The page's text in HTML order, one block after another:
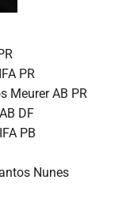
PR
Meurer AB PR
DF
PB
Nunes